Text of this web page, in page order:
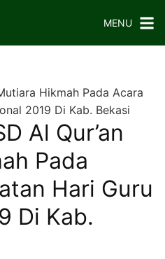
MENU
Hikmah Pada Acara
2019 Di Kab. Bekasi
Al Qur’an
Pada
Hari Guru
Di Kab.